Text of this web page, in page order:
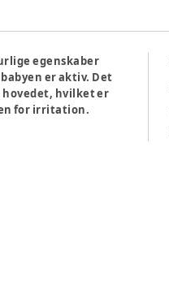
egenskaber
er aktiv. Det
hovedet, hvilket er
for irritation.